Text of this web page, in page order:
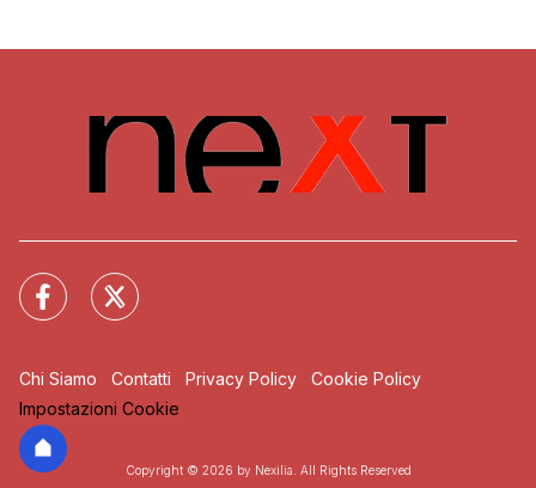
Chi Siamo Contatti Privacy Policy
Cookie Policy
Impostazioni Cookie
Copyright © 2026 by Nexilia. All Rights Reserved